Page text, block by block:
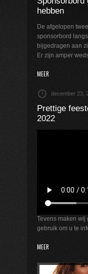
hebben
De afgelopen
sponsorbord
bijgedragen aan
Er zijn amper
MEER
december 23,
Prettige
2022
Tevens maken wij
gebruik om u te
MEER